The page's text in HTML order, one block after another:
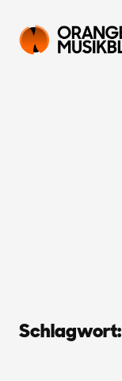
Schlagwort: